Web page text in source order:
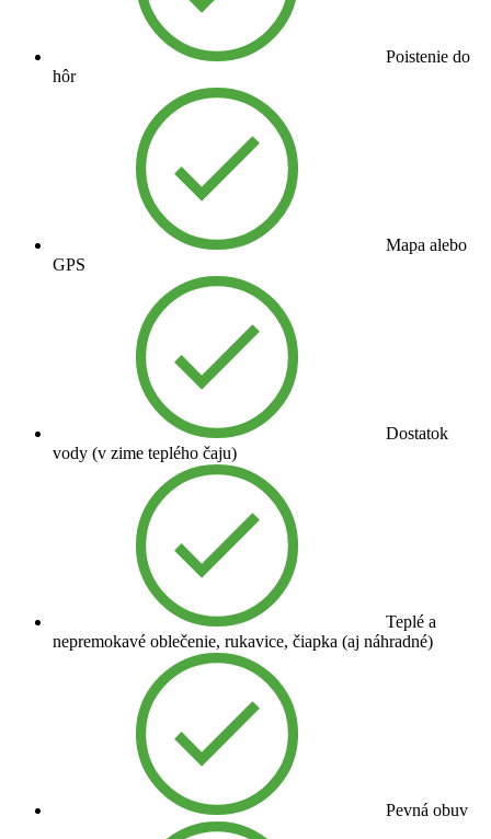
Poistenie do
hôr
Mapa alebo
GPS
Dostatok
vody (v zime teplého čaju)
Teplé a
nepremokavé oblečenie, rukavice, čiapka (aj náhradné)
Pevná obuv